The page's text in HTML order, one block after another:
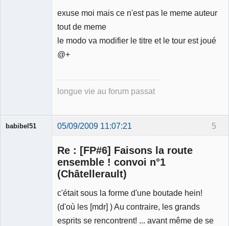
exuse moi mais ce n'est pas le meme auteur
tout de meme
le modo va modifier le titre et le tour est joué
@+
longue vie au forum passat
5
babibel51 05/09/2009 11:07:21
Re : [FP#6] Faisons la route
ensemble ! convoi n°1
(Châtellerault)
c'était sous la forme d'une boutade hein!
(d'où les [mdr] ) Au contraire, les grands
esprits se rencontrent! ... avant même de se